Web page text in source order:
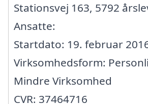
Stationsvej 163, 5792
Ansatte:
Startdato: 19. februar
Virksomhedsform:
Mindre Virksomhed
CVR: 37464716